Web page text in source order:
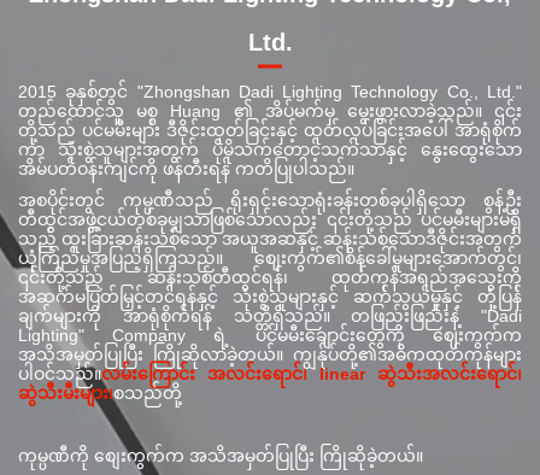
Ltd.
2015 ခုနှစ်တွင် "Zhongshan Dadi Lighting Technology Co., Ltd."
တည်ထောင်သူ မစ္စ Huang ၏ အိပ်မက်မှ မွေးဖွားလာခဲ့သည်။ ၎င်း
တို့သည် ပင်မမီးများ ဒီဇိုင်းထုတ်ခြင်းနှင့် ထုတ်လုပ်ခြင်းအပေါ် အာရုံစိုက်
ကာ သုံးစွဲသူများအတွက် ပိုမိုသက်တောင့်သက်သာနှင့် နွေးထွေးသော
အိမ်ပတ်ဝန်းကျင်ကို ဖန်တီးရန် ကတိပြုပါသည်။
အစပိုင်းတွင် ကုမ္ပဏီသည် ရိုးရှင်းသောရုံးခန်းတစ်ခုပါရှိသော စွန့်ဦး
တီထွင်အဖွဲ့ငယ်တစ်ခုမျှသာဖြစ်သော်လည်း ၎င်းတို့သည် ပင်မမီးများမရှိ
သည့် ထူးခြားဆန်းသစ်သော အယူအဆနှင့် ဆန်းသစ်သောဒီဇိုင်းအတွက်
ယုံကြည်မှုအပြည့်ရှိကြသည်။ စျေးကွက်၏စိန်ခေါ်မှုများအောက်တွင်၊
၎င်းတို့သည် ဆန်းသစ်တီထွင်ရန်၊ ထုတ်ကုန်အရည်အသွေးကို
အဆက်မပြတ်မြှင့်တင်ရန်နှင့် သုံးစွဲသူများနှင့် ဆက်သွယ်မှုနှင့် တုံ့ပြန်
ချက်များကို အာရုံစိုက်ရန် သတ္တိရှိသည်။ တဖြည်းဖြည်းနဲ့ "Dadi
Lighting" Company ရဲ့ ပင်မမီးချောင်းတွေကို ဈေးကွက်က
အသိအမှတ်ပြုပြီး ကြိုဆိုလာခဲ့တယ်။ ကျွန်ုပ်တို့၏အဓိကထုတ်ကုန်များ
ပါဝင်သည်။လမ်းကြောင်း အလင်းရောင်၊
linear ဆွဲသီးအလင်းရောင်၊
ဆွဲသီးမီးများ၊စသည်တို့
ကုမ္ပဏီကို စျေးကွက်က အသိအမှတ်ပြုပြီး ကြိုဆိုခဲ့တယ်။